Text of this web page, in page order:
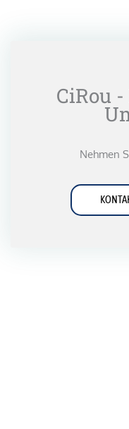
CiRou
Nehmen